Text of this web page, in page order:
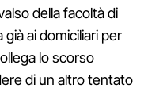
della facoltà di
ai domiciliari per
lo scorso
di un altro tentato